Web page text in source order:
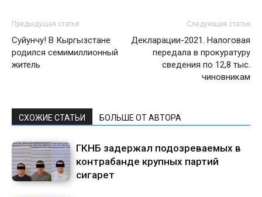
Предыдущая статья
Суйунчу! В Кыргызстане
родился семимиллионный
житель
Следующая статья
Декларации-2021. Налоговая
передала в прокуратуру
сведения по 12,8 тыс.
чиновникам
СХОЖИЕ СТАТЬИ БОЛЬШЕ ОТ АВТОРА
ГКНБ задержал подозреваемых в
контрабанде крупных партий
сигарет